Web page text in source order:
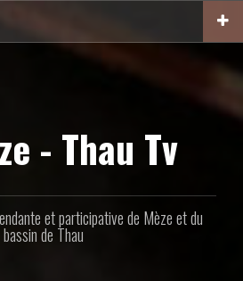
- Thau Tv
et participative de Mèze et du
bassin de Thau